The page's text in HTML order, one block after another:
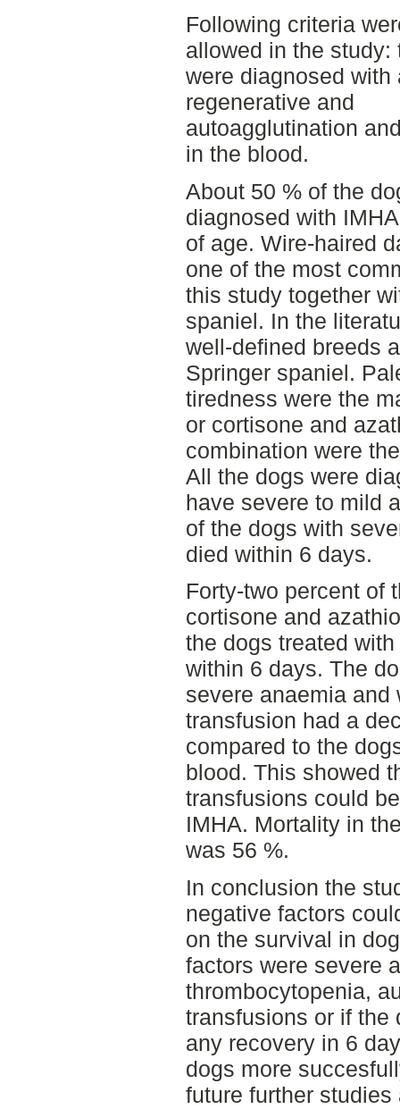
Following criteria
allowed in the study:
were diagnosed
regenerative and
autoagglutination
in the blood.
About 50 % of the
diagnosed with
of age. Wire-haired
one of the most
this study together
spaniel. In the
well-defined breeds
Springer spaniel.
tiredness were the
or cortisone and
combination were
All the dogs were
have severe to mild
of the dogs with
died within 6 days.
Forty-two percent of
cortisone and
the dogs treated
within 6 days. The
severe anaemia and
transfusion had a
compared to the
blood. This showed
transfusions could
IMHA. Mortality in
was 56 %.
In conclusion the
negative factors
on the survival in
factors were severe
thrombocytopenia,
transfusions or if the
any recovery in 6
dogs more
future further studies